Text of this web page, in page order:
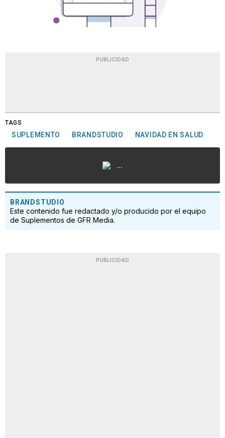
PUBLICIDAD
TAGS
SUPLEMENTO BRANDSTUDIO NAVIDAD EN SALUD
...
BRANDSTUDIO
Este contenido fue redactado y/o producido por el equipo
de Suplementos de GFR Media.
PUBLICIDAD